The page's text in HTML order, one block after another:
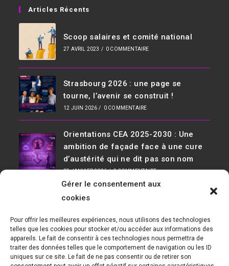
Gérer le consentement aux
cookies
Pour offrir les meilleures expériences, nous utilisons des technologies
telles que les cookies pour stocker et/ou accéder aux informations des
appareils. Le fait de consentir à ces technologies nous permettra de
traiter des données telles que le comportement de navigation ou les ID
uniques sur ce site. Le fait de ne pas consentir ou de retirer son
Articles Récents
Scoop salaires et comité national
27 AVRIL 2023 / 0 COMMENTAIRE
Strasbourg 2026 : une page se
tourne, l’avenir se construit !
12 JUIN 2026 / 0 COMMENTAIRE
Orientations CEA 2025-2030 : Une
ambition de façade face à une cure
d’austérité qui ne dit pas son nom
29 JANVIER 2026 / 0 COMMENTAIRE
Infos De Contact
D36, 91190 Saclay Bât 534
Téléphone :
01 69 08 30 04